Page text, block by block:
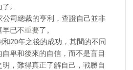
。
公司總裁的亨利，查證自己並非
已不重要了。
20年之後的成功，其間的不同
卑和後來的自信，而不是盲目
，難得真正了解自己，戰勝自